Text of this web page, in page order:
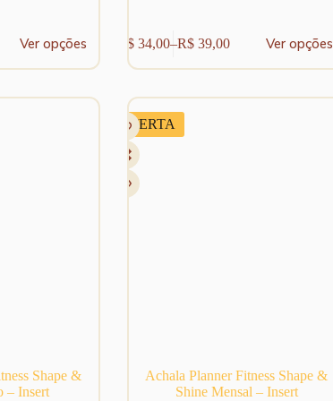
Ver opções R$34,00–R$39,00
Faixa
de
R$ 34,00
através
R$ 39,00
Ver opções
produto
tem
variantes.
As
opções
podem
ser
escolhidas
Shape &
– Insert
OFERTA
Achala Planner Fitness Shape &
Shine Mensal – Insert